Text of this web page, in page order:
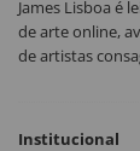
James Lisboa é
de arte online,
de artistas
Institucional